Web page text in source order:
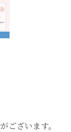
ございます。